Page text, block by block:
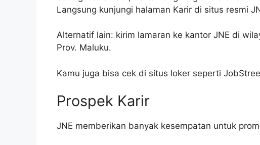
Langsung kunjungi halaman Karir di situs resmi
Alternatif lain: kirim lamaran ke kantor JNE di
Prov. Maluku.
Kamu juga bisa cek di situs loker seperti
Prospek Karir
JNE memberikan banyak kesempatan untuk